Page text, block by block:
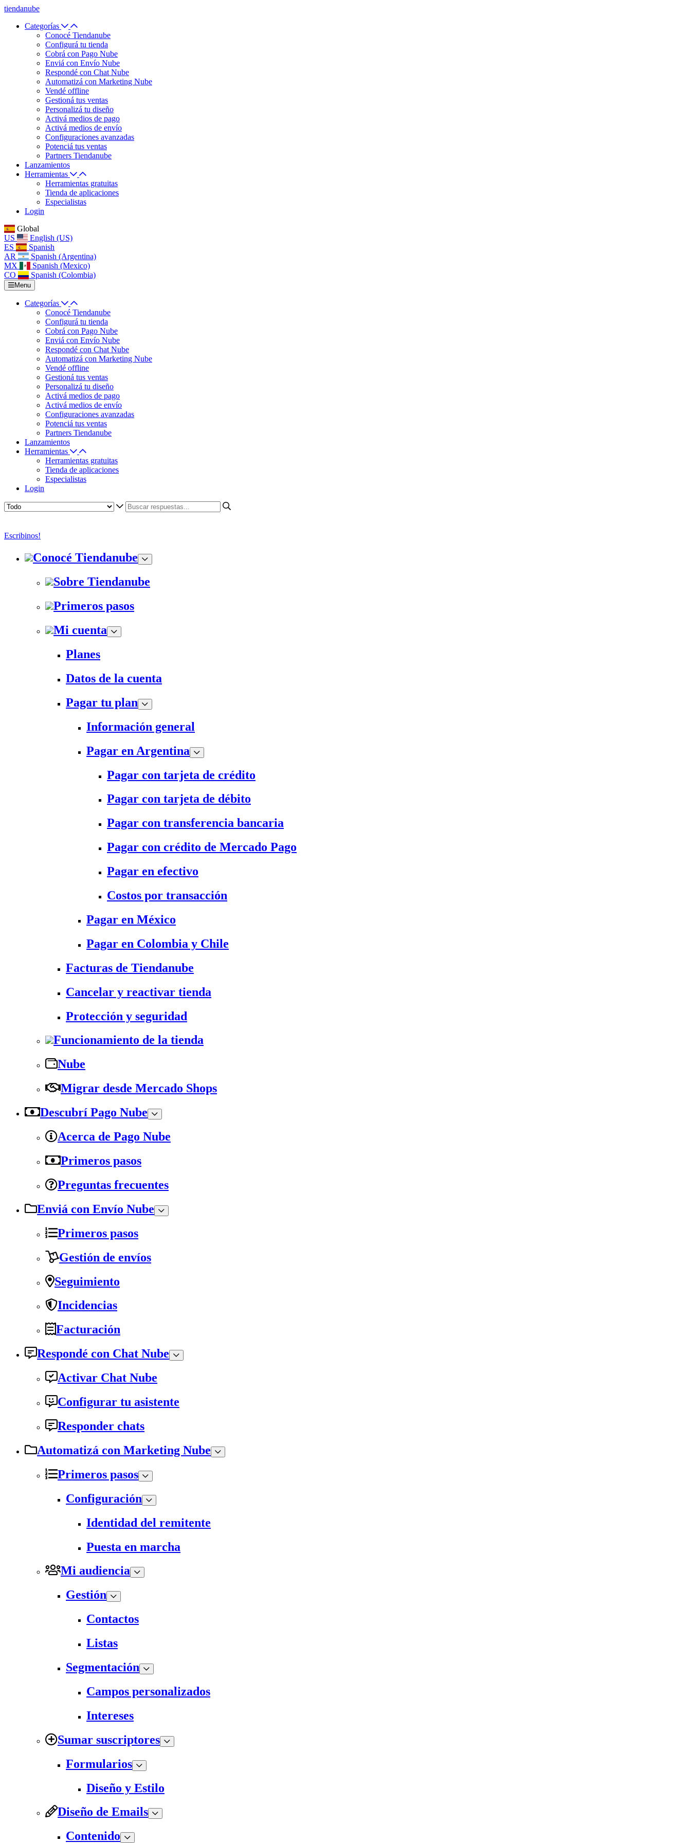
tiendanube
Categorías
Conocé Tiendanube
Configurá tu tienda
Cobrá con Pago Nube
Enviá con Envío Nube
Respondé con Chat Nube
Automatizá con Marketing Nube
Vendé offline
Gestioná tus ventas
Personalizá tu diseño
Activá medios de pago
Activá medios de envío
Configuraciones avanzadas
Potenciá tus ventas
Partners Tiendanube
Lanzamientos
Herramientas
Herramientas gratuitas
Tienda de aplicaciones
Especialistas
Login
Global
US
English (US)
ES
Spanish
AR
Spanish (Argentina)
MX
Spanish (Mexico)
CO
Spanish (Colombia)
Menu
Categorías
Conocé Tiendanube
Configurá tu tienda
Cobrá con Pago Nube
Enviá con Envío Nube
Respondé con Chat Nube
Automatizá con Marketing Nube
Vendé offline
Gestioná tus ventas
Personalizá tu diseño
Activá medios de pago
Activá medios de envío
Configuraciones avanzadas
Potenciá tus ventas
Partners Tiendanube
Lanzamientos
Herramientas
Herramientas gratuitas
Tienda de aplicaciones
Especialistas
Login
Escribinos!
Conocé Tiendanube
Sobre Tiendanube
Primeros pasos
Mi cuenta
Planes
Datos de la cuenta
Pagar tu plan
Información general
Pagar en Argentina
Pagar con tarjeta de crédito
Pagar con tarjeta de débito
Pagar con transferencia bancaria
Pagar con crédito de Mercado Pago
Pagar en efectivo
Costos por transacción
Pagar en México
Pagar en Colombia y Chile
Facturas de Tiendanube
Cancelar y reactivar tienda
Protección y seguridad
Funcionamiento de la tienda
Nube
Migrar desde Mercado Shops
Descubrí Pago Nube
Acerca de Pago Nube
Primeros pasos
Preguntas frecuentes
Enviá con Envío Nube
Primeros pasos
Gestión de envíos
Seguimiento
Incidencias
Facturación
Respondé con Chat Nube
Activar Chat Nube
Configurar tu asistente
Responder chats
Automatizá con Marketing Nube
Primeros pasos
Configuración
Identidad del remitente
Puesta en marcha
Mi audiencia
Gestión
Contactos
Listas
Segmentación
Campos personalizados
Intereses
Sumar suscriptores
Formularios
Diseño y Estilo
Diseño de Emails
Contenido